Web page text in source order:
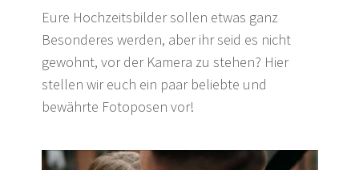
Eure Hochzeitsbilder sollen etwas ganz
Besonderes werden, aber ihr seid es nicht
gewohnt, vor der Kamera zu stehen? Hier
stellen wir euch ein paar beliebte und
bewährte Fotoposen vor!